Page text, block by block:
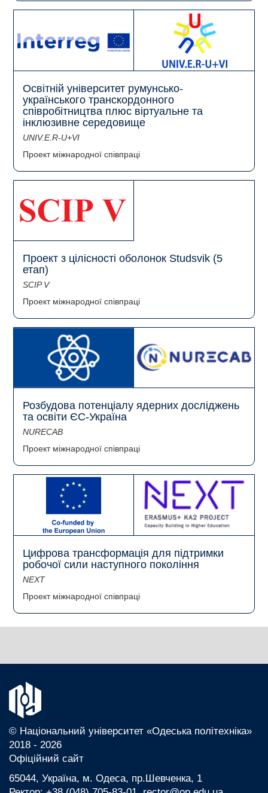
Освітній університет румунсько-
українського транскордонного
співробітництва плюс віртуальне та
інклюзивне середовище
UNIV.E.R-U+VI
Проект міжнародної співпраці
Проект з цілісності оболонок Studsvik (5
етап)
SCIP V
Проект міжнародної співпраці
Розбудова потенціалу ядерних досліджень
та освіти ЄС-Україна
NURECAB
Проект міжнародної співпраці
Цифрова трансформація для підтримки
робочої сили наступного покоління
NEXT
Проект міжнародної співпраці
© Національний університет «Одеська політехніка»
2018 - 2026
Офіційний сайт
65044, Україна, м. Одеса, пр.Шевченка, 1